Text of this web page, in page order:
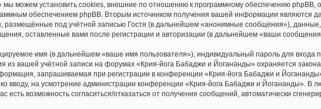
можем установить cookies, внешние по отношению к программному обеспечению phpBB,
обеспечением phpBB. Вторым источником получения вашей информации являются
под учётной записью Гостя (в дальнейшем «анонимные сообщения»),
оставленные вами после регистрации и авторизации (в дальнейшем «ваши
имя (в дальнейшем «ваше имя пользователя»), индивидуальный пароль для входа
вашей учётной записи на форумах «Крия-йога Бабаджи и Йогананды» охраняется
запрашиваемая при регистрации в конференции «Крия-йога Бабаджи и
вводу, на усмотрение администрации конференции «Крия-йога Бабаджи и Йогананды». В
возможность согласиться/отказаться от получения сообщений, автоматически